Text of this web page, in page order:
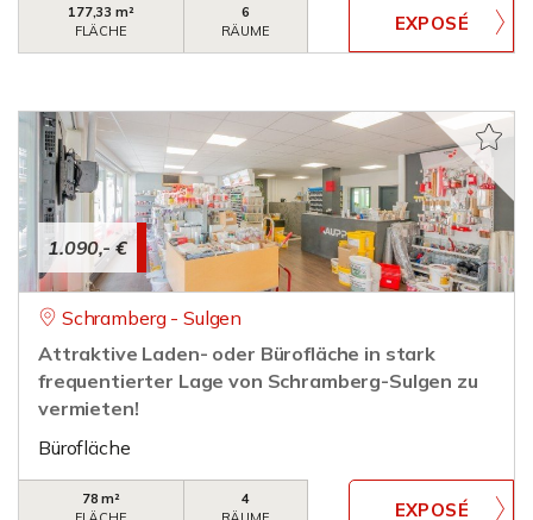
177,33 m²
FLÄCHE
6
RÄUME
1.090,- €
Schramberg - Sulgen
Attraktive Laden- oder Bürofläche in stark
frequentierter Lage von Schramberg-Sulgen zu
vermieten!
Bürofläche
78 m²
4